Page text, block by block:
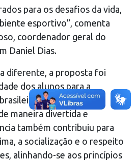
para os desafios da vida,
esportivo”, comenta
coordenador geral do
Daniel Dias.
diferente, a proposta foi
dos alunos para a
e promover a
maneira divertida e
também contribuiu para
a socialização e o respeito
alinhando-se aos princípios